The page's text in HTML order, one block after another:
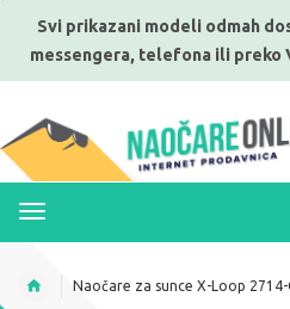
Svi prikazani modeli odmah
messengera, telefona ili preko
Naočare za sunce X-Loop 2714-